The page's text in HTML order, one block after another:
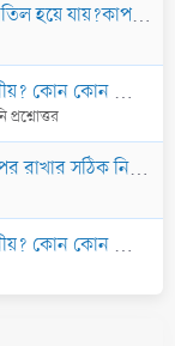
আর সরাসরি স্পর্শ করার হুকুম কি সমান ?
উপর আমল করা যাবে কি?
প্রশ্নোত্তর
বিস্তারিত জানতে চাই।
উপর আমল করা যাবে কি?